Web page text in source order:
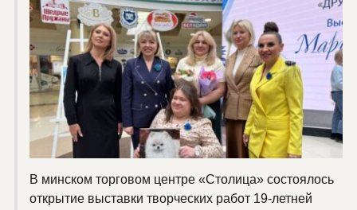
В минском торговом центре «Столица» состоялось
открытие выставки творческих работ 19-летней